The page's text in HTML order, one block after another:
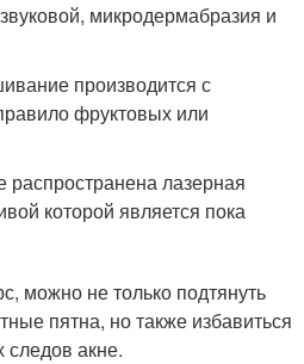
микродермабразия и
производится с
фруктовых или
лазерная
которой является пока
можно не только подтянуть
пятна, но также избавиться
акне.